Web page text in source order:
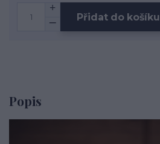
Přidat do košíku
Popis